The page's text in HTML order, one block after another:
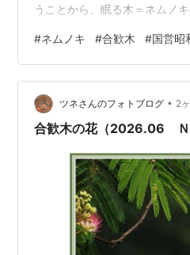
うことから、眠る木＝ネムノ
と読みます。ただ、オジギソ
じるような性質はありません
に、花が咲くのは夕方で、夜
す。私は夜は見る機会があり
は6月～7月で、薄紅色の可愛
#ネムノキ #合歓木 #国営昭
ツネさんのフォトブログ • 2
合歓木の花（2026.06 Ｎ